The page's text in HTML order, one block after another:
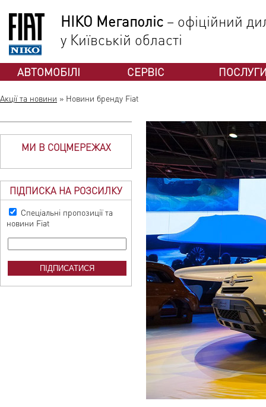
НІКО Мегаполіс – офіційний
у Київській області
АВТОМОБІЛІ СЕРВІС
Акції та новини » Новини бренду Fiat
МИ В СОЦМЕРЕЖАХ
ПІДПИСКА НА РОЗСИЛКУ
Спеціальні пропозиції та
новини Fiat